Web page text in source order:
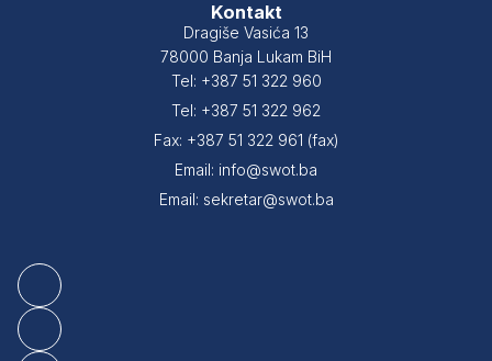
Kontakt
Dragiše Vasića 13
78000 Banja Lukam BiH
Tel: +387 51 322 960
Tel: +387 51 322 962
Fax: +387 51 322 961 (fax)
Email: info@swot.ba
Email: sekretar@swot.ba